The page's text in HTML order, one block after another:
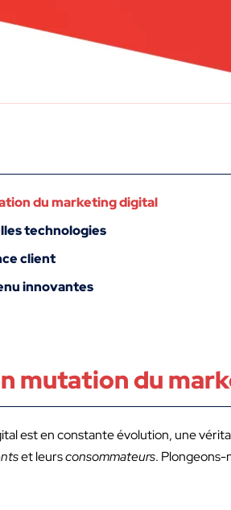
du marketing digital
technologies
client
innovantes
mutation du
est en constante évolution, une
et leursconsommateurs. Plongeons-